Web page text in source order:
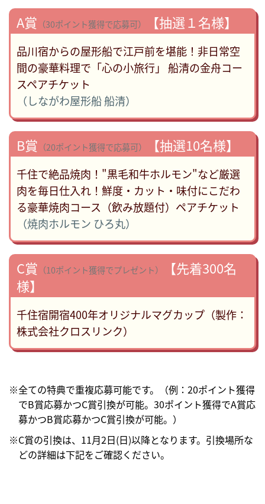
A賞 （30ポイント獲得で応募可） 【抽選１名様】
品川宿からの屋形船で江戸前を堪能！非日常空
間の豪華料理で「心の小旅行」 船清の金舟コー
スペアチケット
（しながわ屋形船 船清）
B賞 （20ポイント獲得で応募可） 【抽選10名様】
千住で絶品焼肉！"黒毛和牛ホルモン"など厳選
肉を毎日仕入れ！鮮度・カット・味付にこだわ
る豪華焼肉コース（飲み放題付）ペアチケット
（焼肉ホルモン ひろ丸）
C賞 （10ポイント獲得でプレゼント）
【先着300名
様】
千住宿開宿400年オリジナルマグカップ（製作：
株式会社クロスリンク）
※全ての特典で重複応募可能です。（例：20ポイント獲得
でB賞応募かつC賞引換が可能。30ポイント獲得でA賞応
募かつB賞応募かつC賞引換が可能。）
※C賞の引換は、11月2日(日)以降となります。引換場所な
どの詳細は下記をご確認ください。